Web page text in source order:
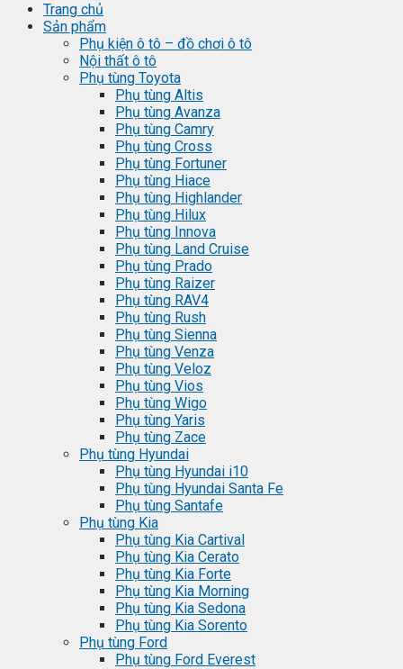
Trang chủ
Sản phẩm
Phụ kiện ô tô – đồ chơi ô tô
Nội thất ô tô
Phụ tùng Toyota
Phụ tùng Altis
Phụ tùng Avanza
Phụ tùng Camry
Phụ tùng Cross
Phụ tùng Fortuner
Phụ tùng Hiace
Phụ tùng Highlander
Phụ tùng Hilux
Phụ tùng Innova
Phụ tùng Land Cruise
Phụ tùng Prado
Phụ tùng Raizer
Phụ tùng RAV4
Phụ tùng Rush
Phụ tùng Sienna
Phụ tùng Venza
Phụ tùng Veloz
Phụ tùng Vios
Phụ tùng Wigo
Phụ tùng Yaris
Phụ tùng Zace
Phụ tùng Hyundai
Phụ tùng Hyundai i10
Phụ tùng Hyundai Santa Fe
Phụ tùng Santafe
Phụ tùng Kia
Phụ tùng Kia Cartival
Phụ tùng Kia Cerato
Phụ tùng Kia Forte
Phụ tùng Kia Morning
Phụ tùng Kia Sedona
Phụ tùng Kia Sorento
Phụ tùng Ford
Phụ tùng Ford Everest